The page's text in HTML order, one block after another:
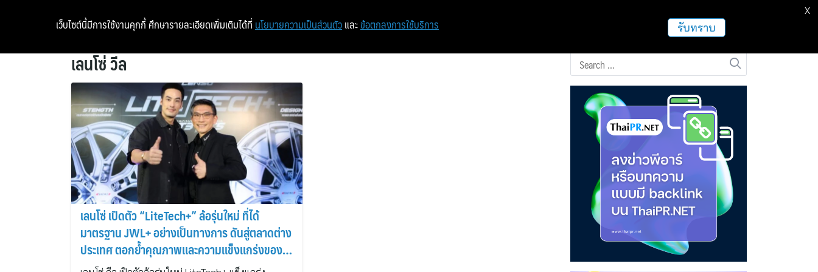
หน้าแรก ท่องเที่ยว ฝากข่าวประชาสัมพันธ์
เลนโซ่ วีล
เลนโซ่ เปิดตัว “LiteTech+” ล้อรุ่นใหม่ ที่ได้
มาตรฐาน JWL+ อย่างเป็นทางการ ดันสู่ตลาดต่าง
ประเทศ ตอกย้ำคุณภาพเเละความเเข็งเเกร่งของ
เเบรนด์
เว็บไซต์นี้มีการใช้งานคุกกี้ ศึกษารายละเอียดเพิ่มเติมได้ที่ นโยบายความเป็นส่วนตัว และ ข้อตกลงการใช้บริการ รับทราบ
X